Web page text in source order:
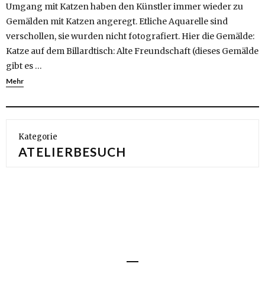
Umgang mit Katzen haben den Künstler immer wieder zu
Gemälden mit Katzen angeregt. Etliche Aquarelle sind
verschollen, sie wurden nicht fotografiert. Hier die Gemälde:
Katze auf dem Billardtisch: Alte Freundschaft (dieses Gemälde
gibt es …
Mehr
Kategorie
ATELIERBESUCH